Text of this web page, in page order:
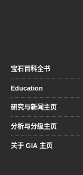
宝石百科全书
Education
研究与新闻主页
分析与分级主页
关于 GIA 主页